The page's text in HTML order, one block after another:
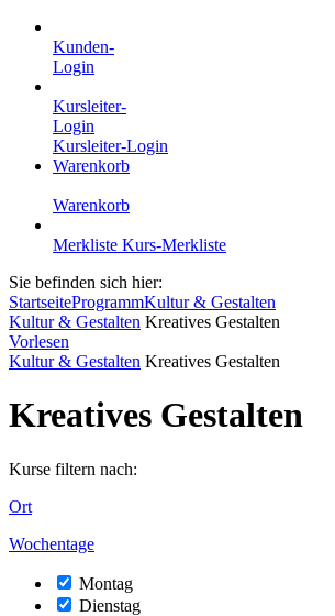
Kunden-
Login
Kursleiter-
Login
Kursleiter-Login
Warenkorb
Warenkorb
Merkliste Kurs-Merkliste
Sie befinden sich hier:
StartseiteProgrammKultur & Gestalten
Kultur & Gestalten Kreatives Gestalten
Vorlesen
Kultur & Gestalten Kreatives Gestalten
Kreatives Gestalten
Kurse filtern nach:
Ort
Wochentage
Montag
Dienstag